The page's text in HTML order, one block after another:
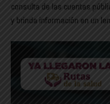
consulta de las cuentas
y brinda información en un